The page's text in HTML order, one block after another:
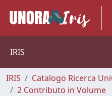
IRIS
IRIS
Catalogo Ricerca
2 Contributo in Volume